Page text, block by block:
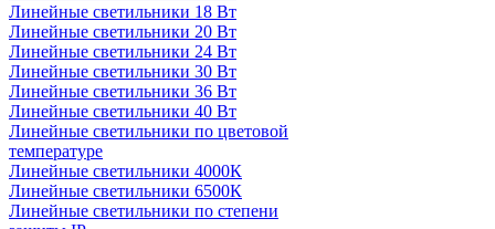
Линейные светильники 18 Вт
Линейные светильники 20 Вт
Линейные светильники 24 Вт
Линейные светильники 30 Вт
Линейные светильники 36 Вт
Линейные светильники 40 Вт
Линейные светильники по цветовой
температуре
Линейные светильники 4000К
Линейные светильники 6500К
Линейные светильники по степени